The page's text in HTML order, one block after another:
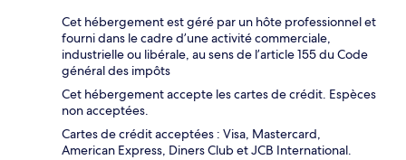
Cet hébergement est géré par un hôte professionnel et
fourni dans le cadre d’une activité commerciale,
industrielle ou libérale, au sens de l’article 155 du Code
général des impôts
Cet hébergement accepte les cartes de crédit. Espèces
non acceptées.
Cartes de crédit acceptées : Visa, Mastercard,
American Express, Diners Club et JCB International.